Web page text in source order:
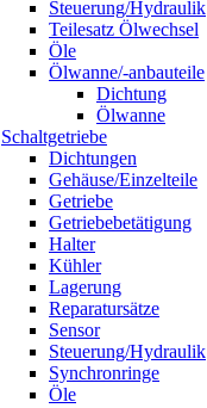
Steuerung/Hydraulik
Teilesatz Ölwechsel
Öle
Ölwanne/-anbauteile
Dichtung
Ölwanne
Schaltgetriebe
Dichtungen
Gehäuse/Einzelteile
Getriebe
Getriebebetätigung
Halter
Kühler
Lagerung
Reparatursätze
Sensor
Steuerung/Hydraulik
Synchronringe
Öle